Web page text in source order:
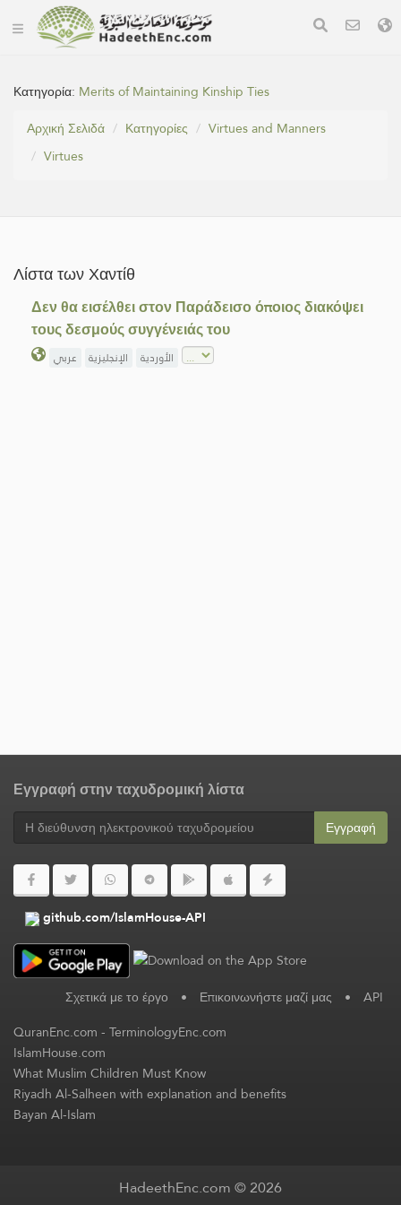
Κατηγορία: Merits of Maintaining Kinship Ties
Αρχική Σελιδά
Κατηγορίες
Virtues and Manners
Virtues
Λίστα των Χαντίθ
Δεν θα εισέλθει στον Παράδεισο όποιος διακόψει
τους δεσμούς συγγένειάς του
عربي الإنجليزية الأوردية
Εγγραφή στην ταχυδρομική λίστα
Εγγραφή
github.com/IslamHouse-API
Σχετικά με το έργο • Επικοινωνήστε μαζί μας • API
QuranEnc.com-TerminologyEnc.com
IslamHouse.com
What Muslim Children Must Know
Riyadh Al-Salheen with explanation and benefits
Bayan Al-Islam
HadeethEnc.com © 2026